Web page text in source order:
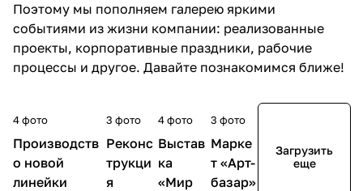
Поэтому мы пополняем галерею яркими
событиями из жизни компании: реализованные
проекты, корпоративные праздники, рабочие
процессы и другое. Давайте познакомимся ближе!
4 фото
Производств
о новой
линейки
3 фото
Реконс
трукци
я
4 фото
Выстав
ка
«Мир
3 фото
Марке
т «Арт-
базар»
Загрузить
еще